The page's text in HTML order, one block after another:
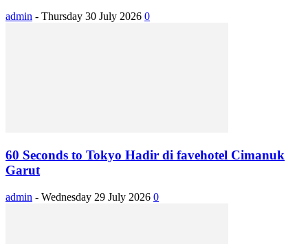
admin - Thursday 30 July 2026 0
60 Seconds to Tokyo Hadir di favehotel Cimanuk
Garut
admin - Wednesday 29 July 2026 0